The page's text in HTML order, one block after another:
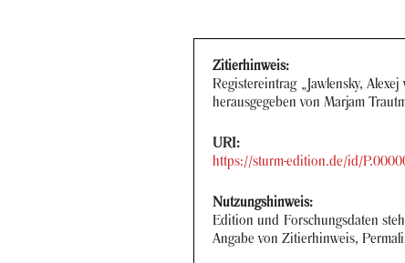
Zi­tier­hin­weis:
Re­gis­ter­ein­trag „Jaw­len­sky,
her­aus­ge­ge­ben von Mar­jam
URI:
https://sturm-​edition.de/id/
Nut­zungs­hin­weis:
Edi­ti­on und For­schungs­da­ten
An­ga­be von Zi­tier­hin­weis,